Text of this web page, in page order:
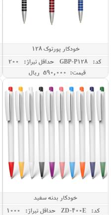
خودکار پورتوک 128
کد: GBP-P128
حداقل تيراژ: 200
قیمت: 590,000 ريال
خودکار بدنه سفید
کد: ZD-400E
حداقل تيراژ: 1000